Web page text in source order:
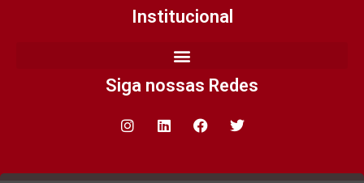
Institucional
Siga nossas Redes